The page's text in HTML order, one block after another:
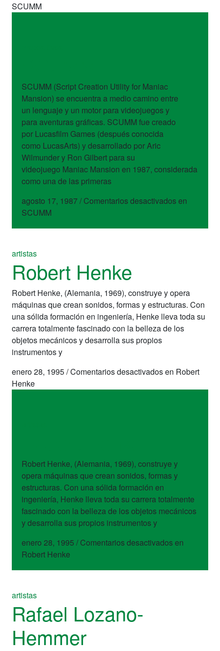
SCUMM
SCUMM (Script Creation Utility for Maniac
Mansion) se encuentra a medio camino entre
un lenguaje y un motor para videojuegos y
para aventuras gráficas. SCUMM fue creado
por Lucasfilm Games (después conocida
como LucasArts) y desarrollado por Aric
Wilmunder y Ron Gilbert para su
videojuego Maniac Mansion en 1987, considerada
como una de las primeras
agosto 17, 1987/ Comentarios desactivadosen
SCUMM
artistas
Robert Henke
Robert Henke, (Alemania, 1969), construye y opera
máquinas que crean sonidos, formas y estructuras. Con
una sólida formación en ingeniería, Henke lleva toda su
carrera totalmente fascinado con la belleza de los
objetos mecánicos y desarrolla sus propios
instrumentos y
enero 28, 1995/Comentarios desactivadosen Robert
Henke
Robert Henke, (Alemania, 1969), construye y
opera máquinas que crean sonidos, formas y
estructuras. Con una sólida formación en
ingeniería, Henke lleva toda su carrera totalmente
fascinado con la belleza de los objetos mecánicos
y desarrolla sus propios instrumentos y
enero 28, 1995 / Comentarios desactivadosen
Robert Henke
artistas
Rafael Lozano-
Hemmer